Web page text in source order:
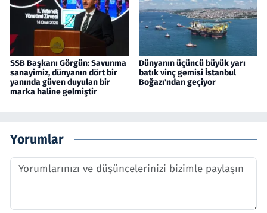
SSB Başkanı Görgün: Savunma
sanayimiz, dünyanın dört bir
yanında güven duyulan bir
marka haline gelmiştir
Dünyanın üçüncü büyük yarı
batık vinç gemisi İstanbul
Boğazı'ndan geçiyor
Yorumlar